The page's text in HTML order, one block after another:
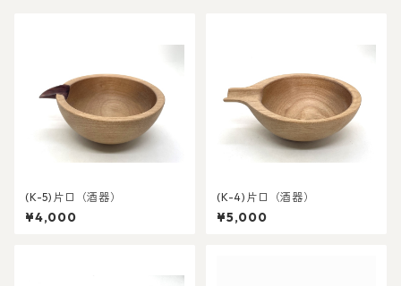
(K-5)片口（酒器）
¥4,000
(K-4)片口（酒器）
¥5,000